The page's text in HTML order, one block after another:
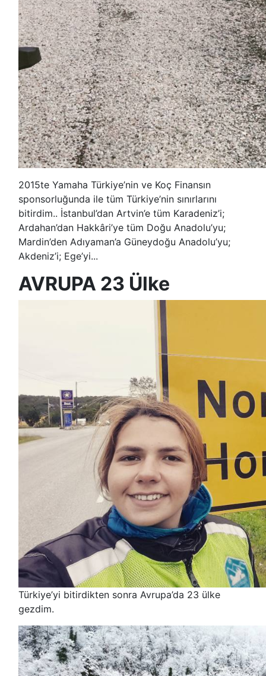
2015te Yamaha Türkiye’nin ve Koç Finansın
sponsorluğunda ile tüm Türkiye’nin sınırlarını
bitirdim.. İstanbul’dan Artvin’e tüm Karadeniz’i;
Ardahan’dan Hakkâri’ye tüm Doğu Anadolu’yu;
Mardin’den Adıyaman’a Güneydoğu Anadolu’yu;
Akdeniz’i; Ege’yi...
AVRUPA 23 Ülke
Türkiye’yi bitirdikten sonra Avrupa’da 23 ülke
gezdim.